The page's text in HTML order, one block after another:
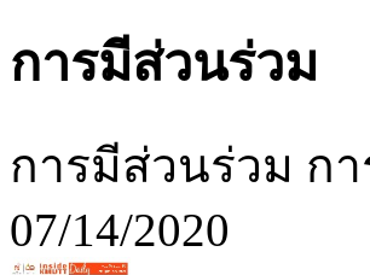
การมีส่วนร่วม
การมีส่วนร่วม ก
07/14/2020